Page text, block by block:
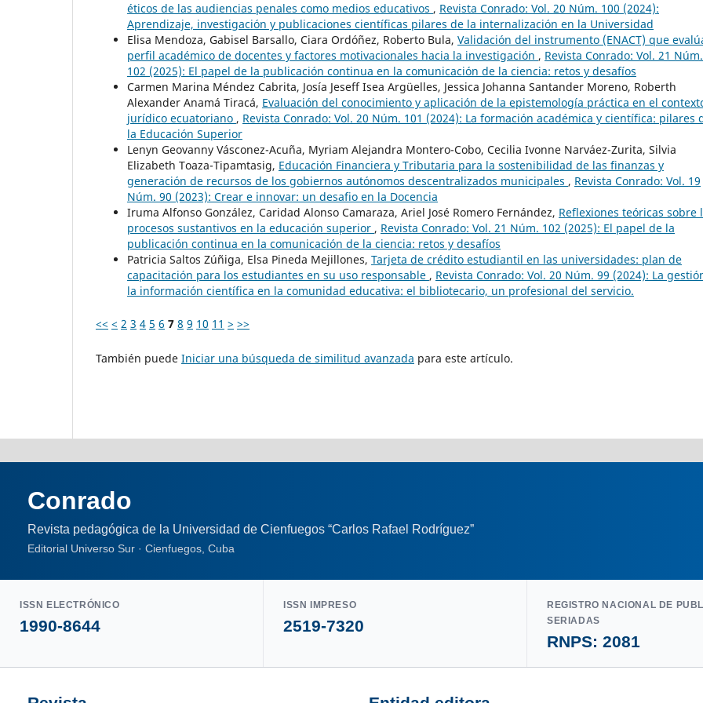
éticos de las audiencias penales como medios educativos , Revista Conrado: Vol. 20 Núm. 100 (2024):
Aprendizaje, investigación y publicaciones científicas pilares de la internalización en la Universidad
Elisa Mendoza, Gabisel Barsallo, Ciara Ordóñez, Roberto Bula, Validación del instrumento (ENACT) que
perfil académico de docentes y factores motivacionales hacia la investigación , Revista Conrado: Vol. 21 Núm.
102 (2025): El papel de la publicación continua en la comunicación de la ciencia: retos y desafíos
Carmen Marina Méndez Cabrita, Josía Jeseff Isea Argüelles, Jessica Johanna Santander Moreno, Roberth
Alexander Anamá Tiracá, Evaluación del conocimiento y aplicación de la epistemología práctica en el
jurídico ecuatoriano , Revista Conrado: Vol. 20 Núm. 101 (2024): La formación académica y científica: pilares
la Educación Superior
Lenyn Geovanny Vásconez-Acuña, Myriam Alejandra Montero-Cobo, Cecilia Ivonne Narváez-Zurita, Silvia
Elizabeth Toaza-Tipamtasig, Educación Financiera y Tributaria para la sostenibilidad de las finanzas y
generación de recursos de los gobiernos autónomos descentralizados municipales , Revista Conrado: Vol. 19
Núm. 90 (2023): Crear e innovar: un desafio en la Docencia
Iruma Alfonso González, Caridad Alonso Camaraza, Ariel José Romero Fernández, Reflexiones teóricas sobre
procesos sustantivos en la educación superior , Revista Conrado: Vol. 21 Núm. 102 (2025): El papel de la
publicación continua en la comunicación de la ciencia: retos y desafíos
Patricia Saltos Zúñiga, Elsa Pineda Mejillones, Tarjeta de crédito estudiantil en las universidades: plan de
capacitación para los estudiantes en su uso responsable , Revista Conrado: Vol. 20 Núm. 99 (2024): La
la información científica en la comunidad educativa: el bibliotecario, un profesional del servicio.
<< < 2 3 4 5 6 7 8 9 10 11 > >>
También puede Iniciar una búsqueda de similitud avanzada para este artículo.
Conrado
Revista pedagógica de la Universidad de Cienfuegos “Carlos Rafael Rodríguez”
Editorial Universo Sur · Cienfuegos, Cuba
ISSN ELECTRÓNICO
1990-8644
ISSN IMPRESO
2519-7320
REGISTRO NACIONAL DE
SERIADAS
RNPS: 2081